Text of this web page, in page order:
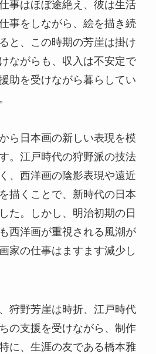
事はほぼ途絶え、彼は生活
事をしながら、絵を描き続
と、この時期の芳崖は掛け
ながらも、収入は不安定で
助を受けながら暮らしてい
ら日本画の新しい表現を模
。江戸時代の狩野派の技法
、西洋画の陰影表現や遠近
描くことで、新時代の日本
た。しかし、明治初期の日
西洋画が重視される風潮が
家の仕事はますます減少し
狩野芳崖は時折、江戸時代
の支援を受けながら、制作
に、生涯の友である橋本雅